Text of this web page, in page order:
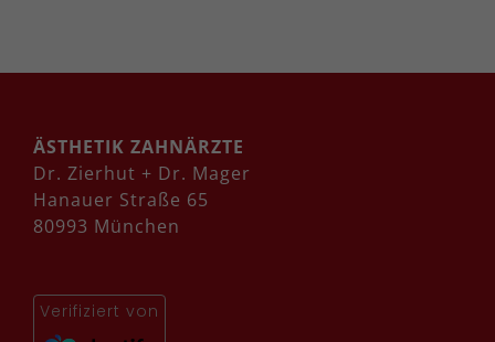
ÄSTHETIK ZAHNÄRZTE
Dr. Zierhut + Dr. Mager
Hanauer Straße 65
80993 München
Verifiziert von